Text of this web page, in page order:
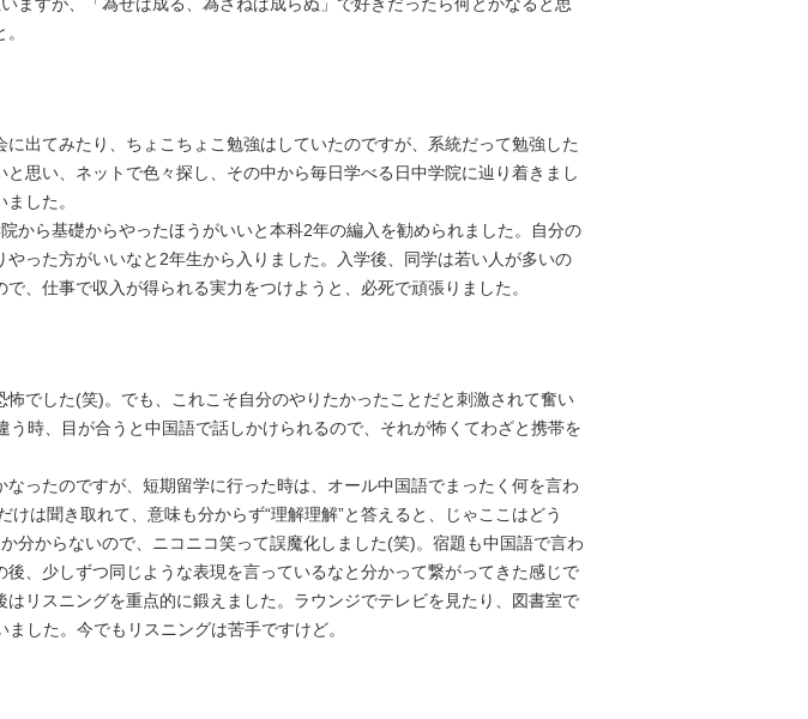
出てみたり、ちょこちょこ勉強はしていたのですが、系統だって勉強した
思い、ネットで色々探し、その中から毎日学べる日中学院に辿り着きまし
した。
から基礎からやったほうがいいと本科2年の編入を勧められました。自分の
った方がいいなと2年生から入りました。入学後、同学は若い人が多いの
、仕事で収入が得られる実力をつけようと、必死で頑張りました。
でした(笑)。でも、これこそ自分のやりたかったことだと刺激されて奮い
時、目が合うと中国語で話しかけられるので、それが怖くてわざと携帯を
ったのですが、短期留学に行った時は、オール中国語でまったく何を言わ
は聞き取れて、意味も分からず“理解理解”と答えると、じゃここはどう
分からないので、ニコニコ笑って誤魔化しました(笑)。宿題も中国語で言わ
、少しずつ同じような表現を言っているなと分かって繋がってきた感じで
リスニングを重点的に鍛えました。ラウンジでテレビを見たり、図書室で
した。今でもリスニングは苦手ですけど。